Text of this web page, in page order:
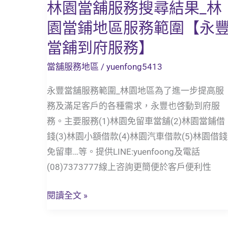
林園當舖服務搜尋結果_林
園當鋪地區服務範圍【永
當舖到府服務】
當舖服務地區 / yuenfong5413
永豐當舖服務範圍_林園地區為了進一步提高服
務及滿足客戶的各種需求，永豐也啓動到府服
務。主要服務(1)林園免留車當舖(2)林園當鋪借
錢(3)林園小額借款(4)林園汽車借款(5)林園借錢
免留車…等。提供LINE:yuenfoong及電話
(08)7373777線上咨詢更簡便於客戶便利性
林
園
當
舖
服
搜
尋
結
果
_
林
閱讀全文 »